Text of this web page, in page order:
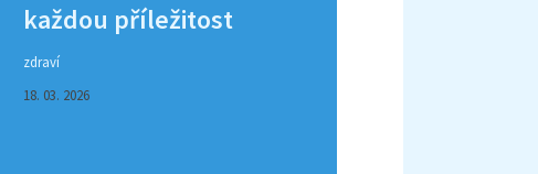
každou příležitost
zdraví
18. 03. 2026